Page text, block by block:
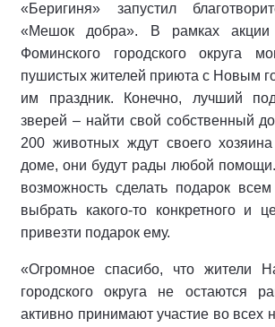
«Беригиня» запустил
«Мешок добра». В рамках
Фоминского городского округа
пушистых жителей приюта с Новым
им праздник. Конечно, лучший
зверей – найти свой собственный
200 животных ждут своего
доме, они будут рады любой
возможность сделать подарок
выбрать какого-то конкретного и
привезти подарок ему.
«Огромное спасибо, что жители
городского округа не остаются
активно принимают участие во всех